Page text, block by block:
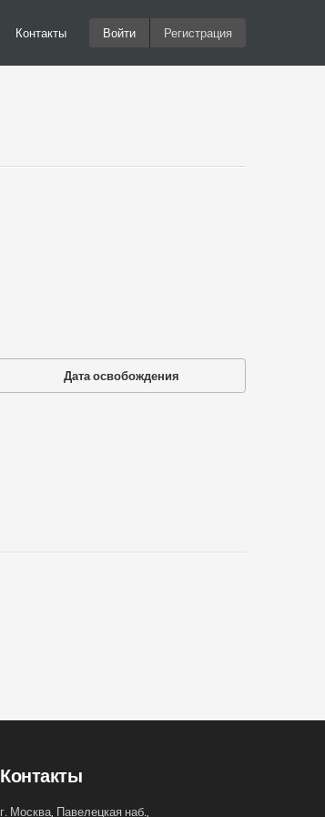
Контакты Войти Регистрация
Дата освобождения
Контакты
г. Москва, Павелецкая наб.,